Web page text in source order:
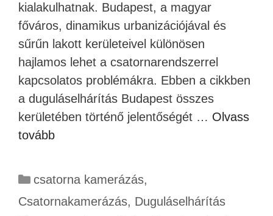
kialakulhatnak. Budapest, a magyar
főváros, dinamikus urbanizációjával és
sűrűn lakott kerületeivel különösen
hajlamos lehet a csatornarendszerrel
kapcsolatos problémákra. Ebben a cikkben
a duguláselhárítás Budapest összes
kerületében történő jelentőségét … Olvass
tovább
csatorna kamerázás,
Csatornakamerázás, Duguláselhárítás